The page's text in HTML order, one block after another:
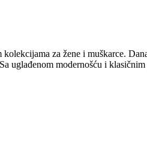
za žene i muškarce.
uglađenom modernošću i